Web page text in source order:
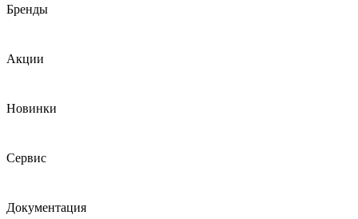
Бренды
Акции
Новинки
Сервис
Документация